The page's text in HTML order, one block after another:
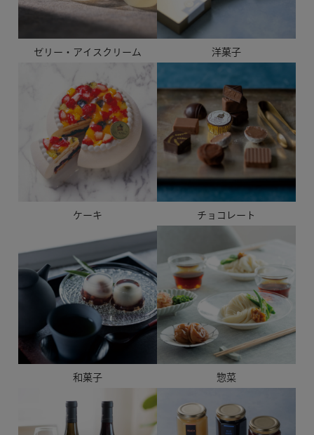
ゼリー・アイスクリーム 洋菓子
ケーキ チョコレート
和菓子 惣菜